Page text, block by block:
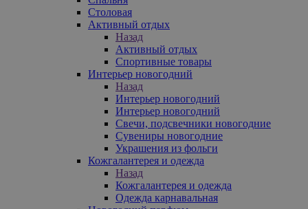
Столовая
Активный отдых
Назад
Активный отдых
Спортивные товары
Интерьер новогодний
Назад
Интерьер новогодний
Интерьер новогодний
Свечи, подсвечники новогодние
Сувениры новогодние
Украшения из фольги
Кожгалантерея и одежда
Назад
Кожгалантерея и одежда
Одежда карнавальная